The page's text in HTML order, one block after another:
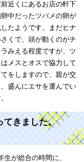
近くにあるお店の軒下
卵中だったツバメの卵が
したようです。まだヒナ
さくで、頭が動くのがチ
ラみえる程度ですが、ツ
メスとオスで協力して
をしますので、親が交
盛んにエサを運んでい
てきました。
が総合の時間に、